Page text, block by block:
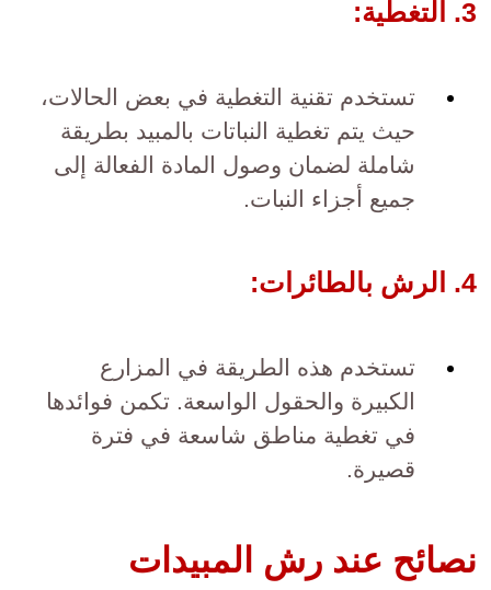
3. التغطية:
تستخدم تقنية التغطية في بعض الحالات،
حيث يتم تغطية النباتات بالمبيد بطريقة
شاملة لضمان وصول المادة الفعالة إلى
جميع أجزاء النبات.
4. الرش بالطائرات:
تستخدم هذه الطريقة في المزارع
الكبيرة والحقول الواسعة. تكمن فوائدها
في تغطية مناطق شاسعة في فترة
قصيرة.
نصائح عند رش المبيدات